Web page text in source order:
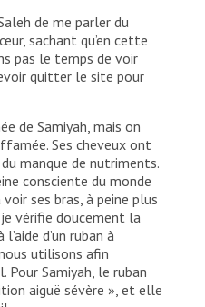
de me parler du
sachant qu’en cette
pas le temps de voir
quitter le site pour
de Samiyah, mais on
Ses cheveux ont
manque de nutriments.
consciente du monde
voir ses bras, à peine plus
vérifie doucement la
d’un ruban à
utilisons afin
Pour Samiyah, le ruban
aiguë sévère », et elle